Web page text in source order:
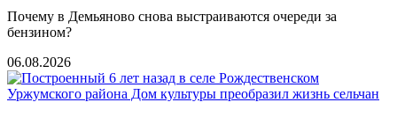
Почему в Демьяново снова выстраиваются очереди за
бензином?
06.08.2026